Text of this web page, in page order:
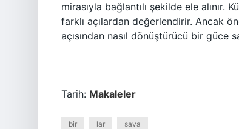
mirasıyla bağlantılı şekilde ele alınır.
farklı açılardan değerlendirir. Ancak
açısından nasıl dönüştürücü bir güce
Tarih: Makaleler
bir lar sava